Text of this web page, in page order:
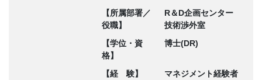
【所属部署／
役職】
R＆D企画センター
技術渉外室
【学位・資
格】
博士(DR)
【経 験】
マネジメント経験者